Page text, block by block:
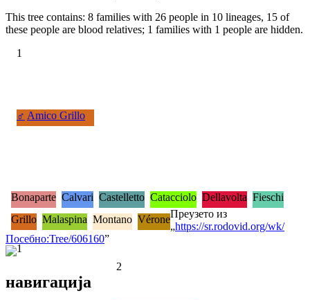
This tree contains: 8 families with 26 people in 10 lineages, 15 of
these people are blood relatives; 1 families with 1 people are hidden.
1
♂ Amico Grillo
1
2
Bonaparte Calvari Castelletto Catacciolo Dellavolta Fieschi
Grillo Malaspina Montano VéroneПреузето из
„https://sr.rodovid.org/wk/
Посебно:Tree/606160”
навигација